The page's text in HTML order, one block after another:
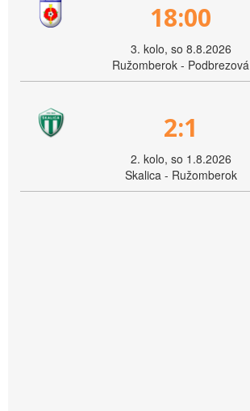
18:00
3. kolo, so 8.8.2026
Ružomberok - Podbrezová
2:1
2. kolo, so 1.8.2026
Skalica - Ružomberok